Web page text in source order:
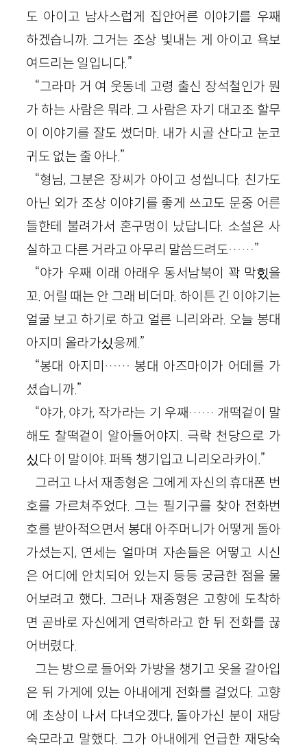
도 아이고 남사스럽게 집안어른 이야기를 우째
하겠습니까. 그거는 조상 빛내는 게 아이고 욕보
여드리는 일입니다.”
“그라마 거 여 웃동네 고령 출신 장석철인가 뭔
가 하는 사람은 뭐라. 그 사람은 자기 대고조 할무
이 이야기를 잘도 썼더마. 내가 시골 산다고 눈코
귀도 없는 줄 아나.”
“형님, 그분은 장씨가 아이고 성씹니다. 친가도
아닌 외가 조상 이야기를 좋게 쓰고도 문중 어른
들한테 불려가서 혼구멍이 났답니다. 소설은 사
실하고 다른 거라고 아무리 말씀드려도……”
“야가 우째 이래 아래우 동서남북이 꽉 막힜을
꼬. 어릴 때는 안 그래 비더마. 하이튼 긴 이야기는
얼굴 보고 하기로 하고 얼른 니리와라. 오늘 봉대
아지미 올라가싰응께.”
“봉대 아지미…… 봉대 아즈마이가 어데를 가
셨습니까.”
“야가, 야가, 작가라는 기 우째…… 개떡겉이 말
해도 찰떡겉이 알아들어야지. 극락 천당으로 가
싰다 이 말이야. 퍼뜩 챙기입고 니리오라카이.”
그러고 나서 재종형은 그에게 자신의 휴대폰 번
호를 가르쳐주었다. 그는 필기구를 찾아 전화번
호를 받아적으면서 봉대 아주머니가 어떻게 돌아
가셨는지, 연세는 얼마며 자손들은 어떻고 시신
은 어디에 안치되어 있는지 등등 궁금한 점을 물
어보려고 했다. 그러나 재종형은 고향에 도착하
면 곧바로 자신에게 연락하라고 한 뒤 전화를 끊
어버렸다.
그는 방으로 들어와 가방을 챙기고 옷을 갈아입
은 뒤 가게에 있는 아내에게 전화를 걸었다. 고향
에 초상이 나서 다녀오겠다, 돌아가신 분이 재당
숙모라고 말했다. 그가 아내에게 언급한 재당숙